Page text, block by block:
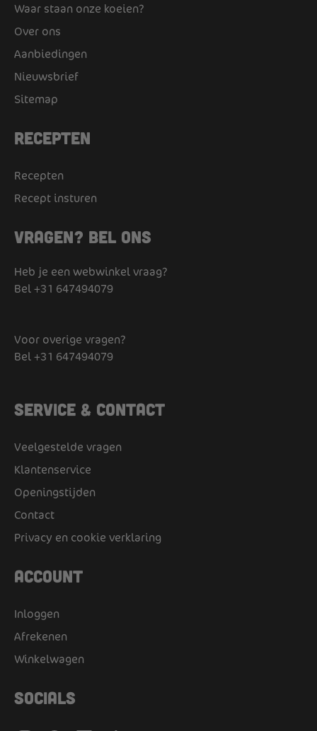
Waar staan onze koeien?
Over ons
Aanbiedingen
Nieuwsbrief
Sitemap
Recepten
Recepten
Recept insturen
Vragen? Bel ons
Heb je een webwinkel vraag?
Bel+31 647494079
Voor overige vragen?
Bel+31 647494079
Service & Contact
Veelgestelde vragen
Klantenservice
Openingstijden
Contact
Privacy en cookie verklaring
Account
Inloggen
Afrekenen
Winkelwagen
Socials